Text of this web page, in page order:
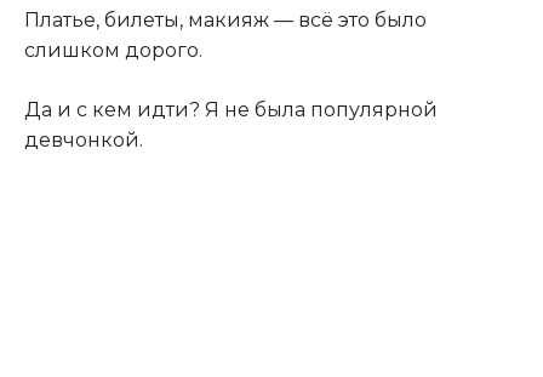
Платье, билеты, макияж — всё это было
слишком дорого.
Да и с кем идти? Я не была популярной
девчонкой.